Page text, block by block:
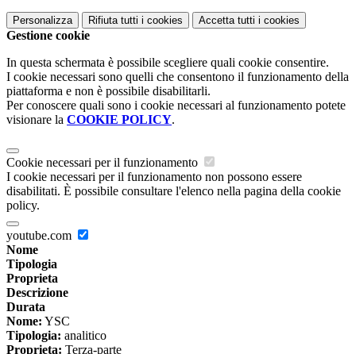
Personalizza Rifiuta tutti i cookies Accetta tutti i cookies
Gestione cookie
In questa schermata è possibile scegliere quali cookie consentire.
I cookie necessari sono quelli che consentono il funzionamento della
piattaforma e non è possibile disabilitarli.
Per conoscere quali sono i cookie necessari al funzionamento potete
visionare la COOKIE POLICY.
Cookie necessari per il funzionamento
I cookie necessari per il funzionamento non possono essere
disabilitati. È possibile consultare l'elenco nella pagina della cookie
policy.
youtube.com
Nome
Tipologia
Proprieta
Descrizione
Durata
Nome: YSC
Tipologia: analitico
Proprieta: Terza-parte